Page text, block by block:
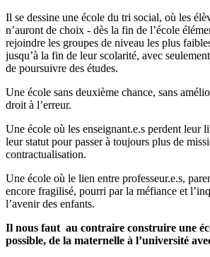
Il se dessine une école du tri social, où les
n’auront de choix - dès la fin de l’école
rejoindre les groupes de niveau les plus
jusqu’à la fin de leur scolarité, avec
de poursuivre des études.
Une école sans deuxième chance, sans
droit à l’erreur.
Une école où les enseignant.e.s perdent leur
leur statut pour passer à toujours plus de
contractualisation.
Une école où le lien entre professeur.e.s,
encore fragilisé, pourri par la méfiance et
l’avenir des enfants.
Il nous faut au contraire construire une
possible, de la maternelle à l’université